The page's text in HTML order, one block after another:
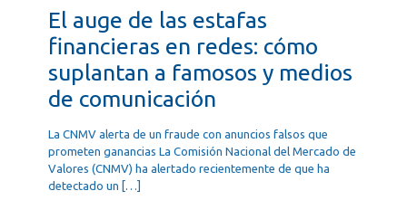
El auge de las estafas
financieras en redes: cómo
suplantan a famosos y medios
de comunicación
La CNMV alerta de un fraude con anuncios falsos que
prometen ganancias La Comisión Nacional del Mercado de
Valores (CNMV) ha alertado recientemente de que ha
detectado un […]